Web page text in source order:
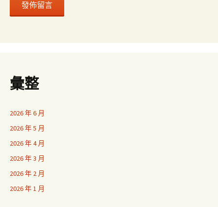
彙整
2026 年 6 月
2026 年 5 月
2026 年 4 月
2026 年 3 月
2026 年 2 月
2026 年 1 月